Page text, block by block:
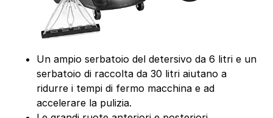
Un ampio serbatoio del detersivo da 6 litri e un
serbatoio di raccolta da 30 litri aiutano a
ridurre i tempi di fermo macchina e ad
accelerare la pulizia.